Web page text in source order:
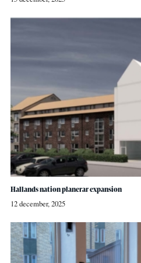
Hallands nation planerar expansion
12 december, 2025